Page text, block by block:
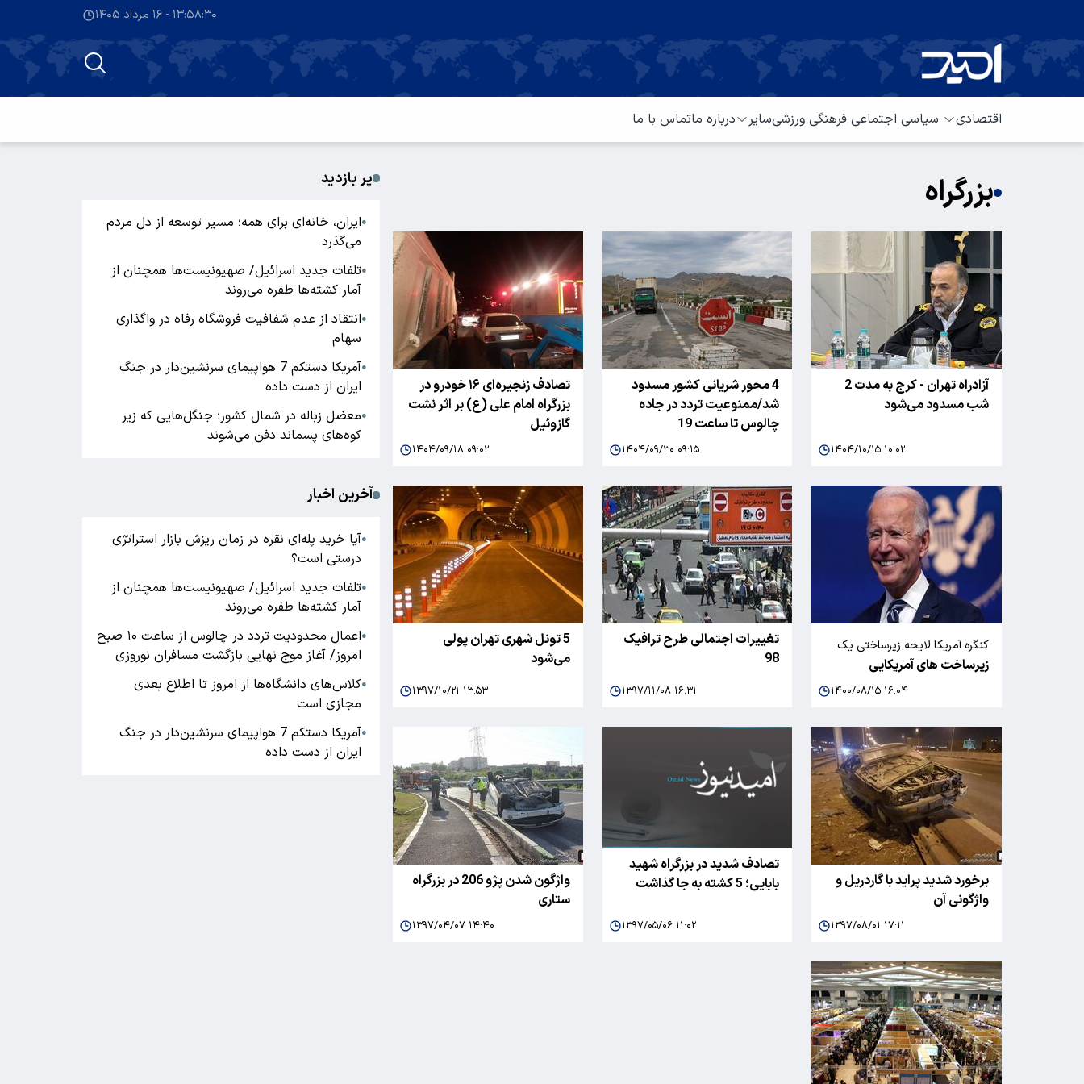
۱۳:۵۸:۳۰ - ۱۶ مرداد ۱۴۰۵
اقتصادی سیاسی اجتماعی فرهنگی ورزشیسایر درباره ماتماس با ما
بزرگراه
آزادراه تهران - کرج به مدت 2
شب مسدود می‌شود
۱۴۰۴/۱۰/۱۵ ۱۰:۰۲
4 محور شریانی کشور مسدود
شد/ممنوعیت تردد در جاده
چالوس تا ساعت 19
۱۴۰۴/۰۹/۳۰ ۰۹:۱۵
تصادف زنجیره‌ای ۱۶ خودرو در
بزرگراه امام علی (ع) بر اثر نشت
گازوئیل
۱۴۰۴/۰۹/۱۸ ۰۹:۰۲
کنگره آمریکا لایحه زیرساختی یک
تریلیون دلاری را تصویب کرد
زیرساخت های آمریکایی
۱۴۰۰/۰۸/۱۵ ۱۶:۰۴
تغییرات اجتمالی طرح ترافیک
98
۱۳۹۷/۱۱/۰۸ ۱۶:۳۱
5 تونل شهری تهران پولی
می‌شود
۱۳۹۷/۱۰/۲۱ ۱۳:۵۳
برخورد شدید پراید با گاردریل و
واژگونی آن
۱۳۹۷/۰۸/۰۱ ۱۷:۱۱
تصادف شدید در بزرگراه شهید
بابایی؛ 5 کشته به جا گذاشت
۱۳۹۷/۰۵/۰۶ ۱۱:۰۲
واژگون شدن پژو 206 در بزرگراه
ستاری
۱۳۹۷/۰۴/۰۷ ۱۴:۴۰
پر بازدید
●ایران، خانه‌ای برای همه؛ مسیر توسعه از دل مردم
می‌گذرد
●تلفات جدید اسرائیل/ صهیونیست‌ها همچنان از
آمار کشته‌ها طفره می‌روند
●انتقاد از عدم شفافیت فروشگاه رفاه در واگذاری
سهام
●
آمریکا دستکم 7 هواپیمای سرنشین‌دار در جنگ
ایران از دست داده
●معضل زباله در شمال کشور؛ جنگل‌هایی که زیر
کوه‌های پسماند دفن می‌شوند
آخرین اخبار
●آیا خرید پله‌ای نقره در زمان ریزش بازار استراتژی
درستی است؟
●تلفات جدید اسرائیل/ صهیونیست‌ها همچنان از
آمار کشته‌ها طفره می‌روند
●
اعمال محدودیت تردد در چالوس از ساعت ۱۰ صبح
امروز/ آغاز موج نهایی بازگشت مسافران نوروزی
●کلاس‌های دانشگاه‌ها از امروز تا اطلاع بعدی
مجازی است
●
آمریکا دستکم 7 هواپیمای سرنشین‌دار در جنگ
ایران از دست داده